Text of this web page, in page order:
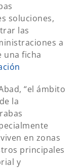
soluciones,
las
a
una ficha
“el ámbito
la
en zonas
principales
y